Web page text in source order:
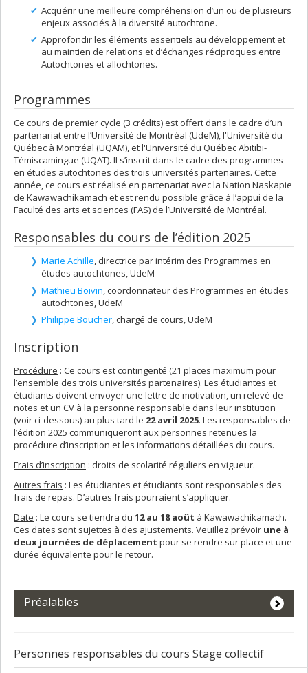
Acquérir une meilleure compréhension d’un ou de plusieurs
enjeux associés à la diversité autochtone.
Approfondir les éléments essentiels au développement et
au maintien de relations et d’échanges réciproques entre
Autochtones et allochtones.
Programmes
Ce cours de premier cycle (3 crédits) est offert dans le cadre d’un
partenariat entre l’Université de Montréal (UdeM), l'Université du
Québec à Montréal (UQAM), et l'Université du Québec Abitibi-
Témiscamingue (UQAT). Il s’inscrit dans le cadre des programmes
en études autochtones des trois universités partenaires. Cette
année, ce cours est réalisé en partenariat avec la Nation Naskapie
de Kawawachikamach et est rendu possible grâce à l’appui de la
Faculté des arts et sciences (FAS) de l’Université de Montréal.
Responsables du cours de l’édition 2025
Marie Achille, directrice par intérim des Programmes en
études autochtones, UdeM
Mathieu Boivin , coordonnateur des Programmes en études
autochtones, UdeM
Philippe Boucher, chargé de cours, UdeM
Inscription
Procédure : Ce cours est contingenté (21 places maximum pour
l’ensemble des trois universités partenaires). Les étudiantes et
étudiants doivent envoyer une lettre de motivation, un relevé de
notes et un CV à la personne responsable dans leur institution
(voir ci-dessous) au plus tard le 22 avril 2025. Les responsables de
l’édition 2025 communiqueront aux personnes retenues la
procédure d’inscription et les informations détaillées du cours.
Frais d’inscription : droits de scolarité réguliers en vigueur.
Autres frais : Les étudiantes et étudiants sont responsables des
frais de repas. D’autres frais pourraient s’appliquer.
Date : Le cours se tiendra du 12 au 18 août à Kawawachikamach.
Ces dates sont sujettes à des ajustements. Veuillez prévoir une à
deux journées de déplacement pour se rendre sur place et une
durée équivalente pour le retour.
Préalables
Personnes responsables du cours Stage collectif